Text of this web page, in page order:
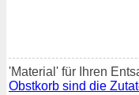
'Material' für Ihren
Obstkorb sind die